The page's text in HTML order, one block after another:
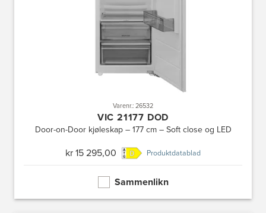
Varenr.: 26532
VIC 21177 DOD
Door-on-Door kjøleskap – 177 cm – Soft close og LED
kr 15 295,00 Produktdatablad
Sammenlikn